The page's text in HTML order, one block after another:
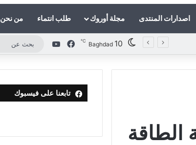
اصدارات المنتدى مجلة أوروك طلب انتماء من نحن
Baghdad 10
℃ فيسبوك‫YouTube
سياسة الطاقة
تابعنا على فيسبوك